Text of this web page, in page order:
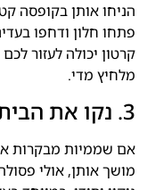
הניחו אותן בקופסה
פתחו חלון ודחפו
קרטון יכולה לעזור
מלחיץ מדי.
3. נקו את הבית
אם שממיות מבקרות
מושך אותן, אולי